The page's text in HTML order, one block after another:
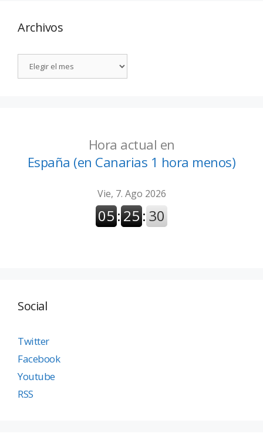
Archivos
Hora actual en
España (en Canarias 1 hora menos)
Social
Twitter
Facebook
Youtube
RSS